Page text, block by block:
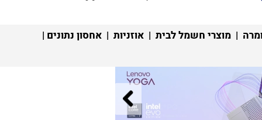
| מוצרי חשמל לבית | אוזניות | אחסון נתונים |